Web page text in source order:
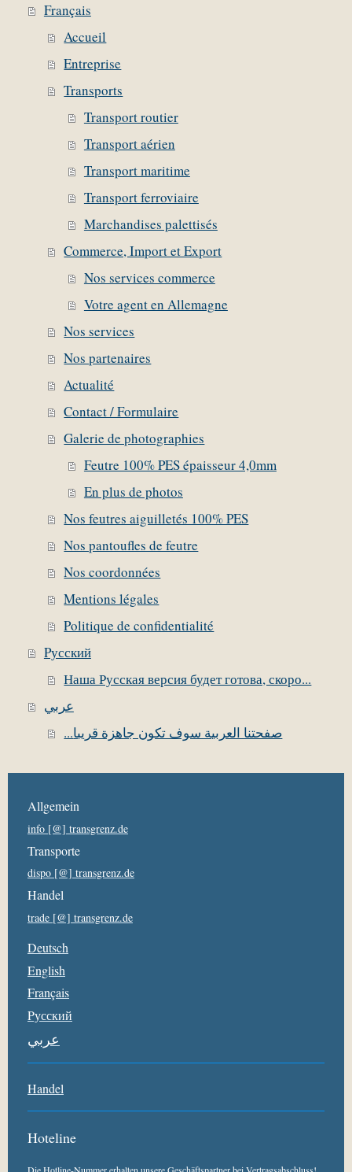
Français
Accueil
Entreprise
Transports
Transport routier
Transport aérien
Transport maritime
Transport ferroviaire
Marchandises palettisés
Commerce, Import et Export
Nos services commerce
Votre agent en Allemagne
Nos services
Nos partenaires
Actualité
Contact / Formulaire
Galerie de photographies
Feutre 100% PES épaisseur 4,0mm
En plus de photos
Nos feutres aiguilletés 100% PES
Nos pantoufles de feutre
Nos coordonnées
Mentions légales
Politique de confidentialité
Pусский
Наша Русская версия будет готова, скоро...
عربي
...صفحتنا العربية سوف تكون جاهزة قريبا
Allgemein
info [@] transgrenz.de
Transporte
dispo [@] transgrenz.de
Handel
trade [@] transgrenz.de
Deutsch
English
Français
Pусский
عربي
Handel
Hoteline
Die Hotline-Nummer erhalten unsere Geschäftspartner bei Vertragsabschluss!